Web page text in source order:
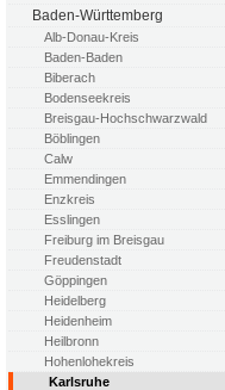
Baden-Württemberg
Alb-Donau-Kreis
Baden-Baden
Biberach
Bodenseekreis
Breisgau-Hochschwarzwald
Böblingen
Calw
Emmendingen
Enzkreis
Esslingen
Freiburg im Breisgau
Freudenstadt
Göppingen
Heidelberg
Heidenheim
Heilbronn
Hohenlohekreis
Karlsruhe